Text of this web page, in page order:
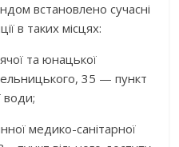
встановлено сучасні
в таких місцях:
та юнацької
35 — пункт
води;
медико-санітарної